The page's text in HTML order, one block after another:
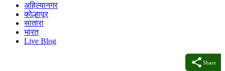
अहिल्यानगर
कोल्हापूर
सातारा
भारत
Live Blog
Share